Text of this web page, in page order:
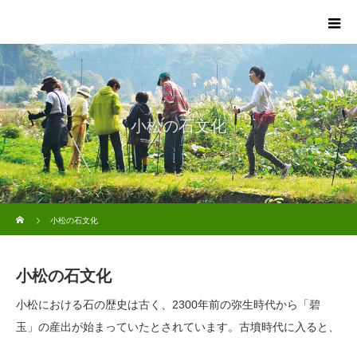
小松の石文化
小松の石文化
小松の石文化
小松における石の歴史は古く、2300年前の弥生時代から「碧
玉」の産出が始まっていたとされています。古墳時代に入ると、